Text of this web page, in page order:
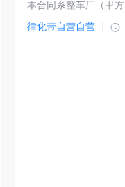
律化带自营自营